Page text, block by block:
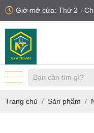
Giờ mở cửa: Thứ 2 -
Trang chủ Sản phẩm